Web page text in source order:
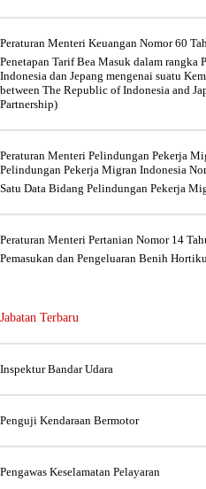
Peraturan Menteri Keuangan Nomor 60
Penetapan Tarif Bea Masuk dalam rangka
Indonesia dan Jepang mengenai suatu
between The Republic of Indonesia and
Partnership)
Peraturan Menteri Pelindungan Pekerja
Pelindungan Pekerja Migran Indonesia
Satu Data Bidang Pelindungan Pekerja
Peraturan Menteri Pertanian Nomor 14
Pemasukan dan Pengeluaran Benih
Jabatan Terbaru
Inspektur Bandar Udara
Penguji Kendaraan Bermotor
Pengawas Keselamatan Pelayaran